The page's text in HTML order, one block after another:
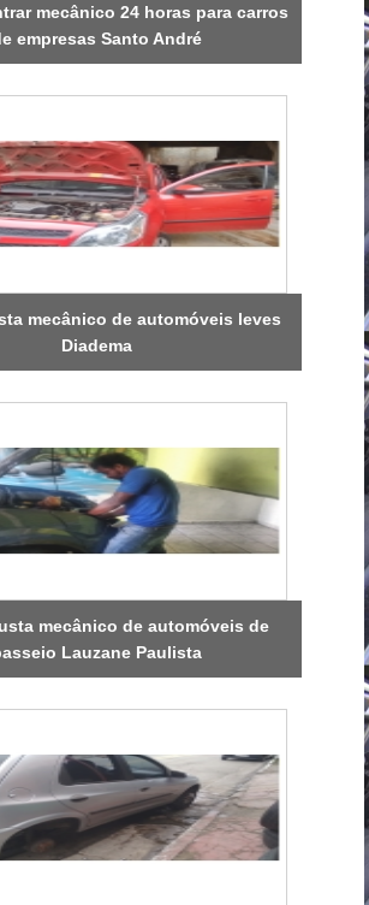
mecânico 24 horas para carros
empresas Santo André
mecânico de automóveis leves
Diadema
mecânico de automóveis de
Lauzane Paulista